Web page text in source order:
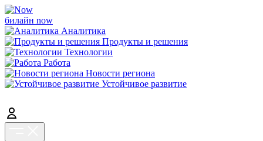
билайн now
Аналитика
Продукты и решения
Технологии
Работа
Новости региона
Устойчивое развитие